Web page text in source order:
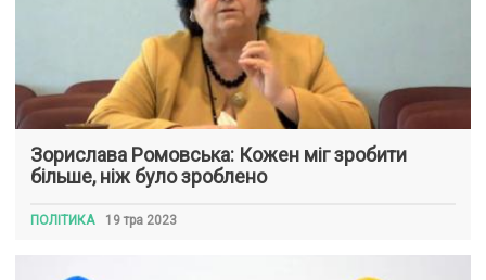
Зорислава Ромовська: Кожен міг зробити
більше, ніж було зроблено
ПОЛІТИКА 19 тра 2023